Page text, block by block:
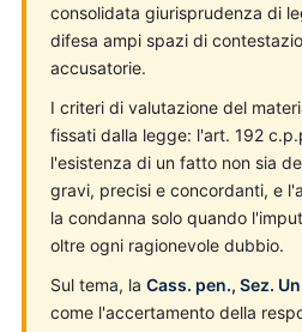
consolidata giurisprudenza di
difesa ampi spazi di
accusatorie.
I criteri di valutazione del
fissati dalla legge: l'art. 192
l'esistenza di un fatto non sia
gravi, precisi e concordanti, e
la condanna solo quando
oltre ogni ragionevole dubbio.
Sul tema, la Cass. pen., Sez.
come l'accertamento della